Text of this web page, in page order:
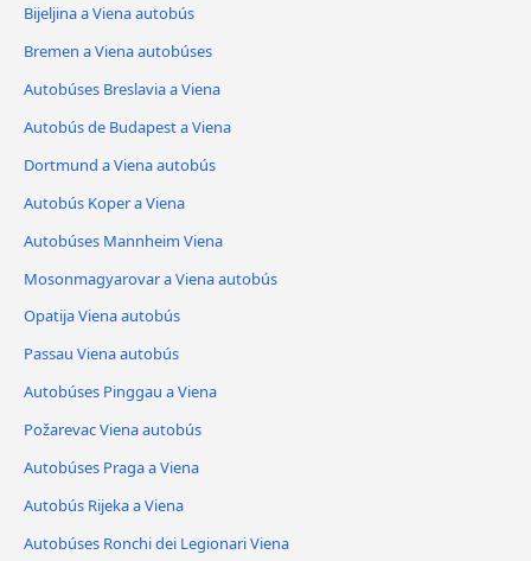
Bijeljina a Viena autobús
Bremen a Viena autobúses
Autobúses Breslavia a Viena
Autobús de Budapest a Viena
Dortmund a Viena autobús
Autobús Koper a Viena
Autobúses Mannheim Viena
Mosonmagyarovar a Viena autobús
Opatija Viena autobús
Passau Viena autobús
Autobúses Pinggau a Viena
Požarevac Viena autobús
Autobúses Praga a Viena
Autobús Rijeka a Viena
Autobúses Ronchi dei Legionari Viena